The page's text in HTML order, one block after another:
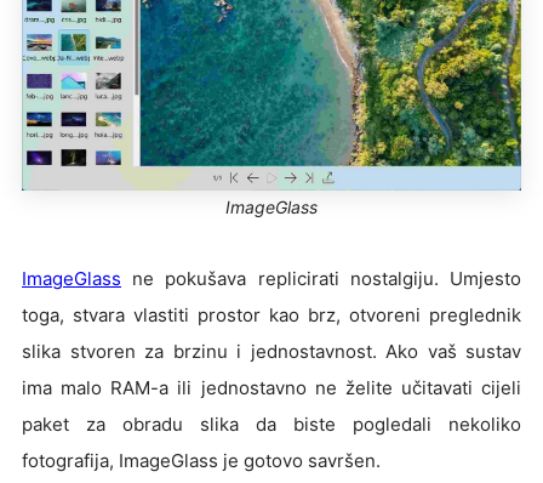
ImageGlass
ImageGlass ne pokušava replicirati nostalgiju. Umjesto
toga, stvara vlastiti prostor kao brz, otvoreni preglednik
slika stvoren za brzinu i jednostavnost. Ako vaš sustav
ima malo RAM-a ili jednostavno ne želite učitavati cijeli
paket za obradu slika da biste pogledali nekoliko
fotografija, ImageGlass je gotovo savršen.